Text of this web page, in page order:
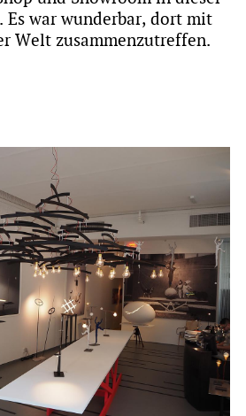
Es war wunderbar, dort mit
Welt zusammenzutreffen.